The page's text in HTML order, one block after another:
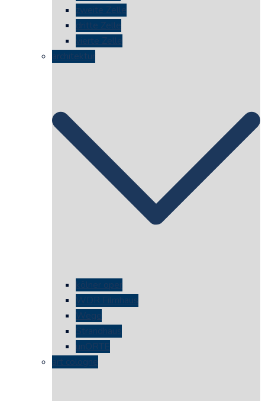
zweite Zelle
dritte Zelle
vierte Zelle
architektur
kölner oper
WDR Filmhaus
Wege
Strandhaus
unORTE
art cologne